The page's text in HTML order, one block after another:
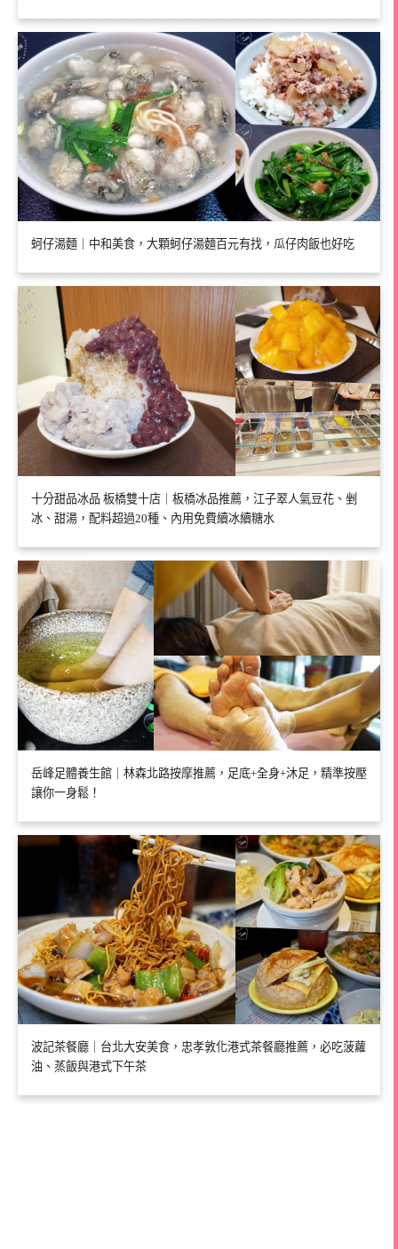
蚵仔湯麵｜中和美食，大顆蚵仔湯麵百元有找，瓜仔肉飯也好吃
十分甜品冰品 板橋雙十店｜板橋冰品推薦，江子翠人氣豆花、剉
冰、甜湯，配料超過20種、內用免費續冰續糖水
岳峰足體養生館｜林森北路按摩推薦，足底+全身+沐足，精準按壓
讓你一身鬆！
波記茶餐廳｜台北大安美食，忠孝敦化港式茶餐廳推薦，必吃菠蘿
油、蒸飯與港式下午茶